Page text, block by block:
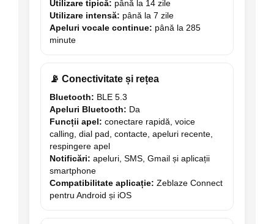
Utilizare tipică: până la 14 zile
Utilizare intensă: până la 7 zile
Apeluri vocale continue: până la 285
minute
📡 Conectivitate și rețea
Bluetooth: BLE 5.3
Apeluri Bluetooth: Da
Funcții apel: conectare rapidă, voice
calling, dial pad, contacte, apeluri recente,
respingere apel
Notificări: apeluri, SMS, Gmail și aplicații
smartphone
Compatibilitate aplicație: Zeblaze Connect
pentru Android și iOS